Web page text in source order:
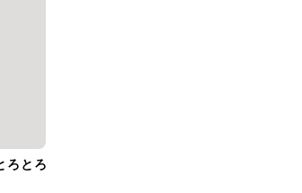
ろとろ